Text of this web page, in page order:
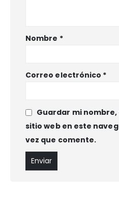
Nombre *
Correo electrónico *
Guardar mi
sitio web en este
vez que comente.